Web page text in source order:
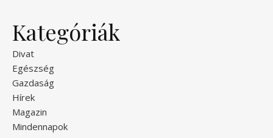
Kategóriák
Divat
Egészség
Gazdaság
Hírek
Magazin
Mindennapok